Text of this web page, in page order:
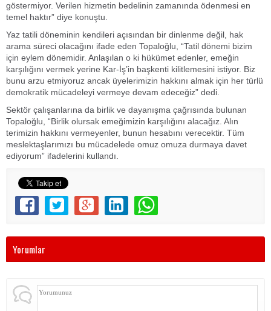
göstermiyor. Verilen hizmetin bedelinin zamanında ödenmesi en
temel haktır” diye konuştu.
Yaz tatili döneminin kendileri açısından bir dinlenme değil, hak
arama süreci olacağını ifade eden Topaloğlu, “Tatil dönemi bizim
için eylem dönemidir. Anlaşılan o ki hükümet edenler, emeğin
karşılığını vermek yerine Kar-İş’in başkenti kilitlemesini istiyor. Biz
bunu arzu etmiyoruz ancak üyelerimizin hakkını almak için her türlü
demokratik mücadeleyi vermeye devam edeceğiz” dedi.
Sektör çalışanlarına da birlik ve dayanışma çağrısında bulunan
Topaloğlu, “Birlik olursak emeğimizin karşılığını alacağız. Alın
terimizin hakkını vermeyenler, bunun hesabını verecektir. Tüm
meslektaşlarımızı bu mücadelede omuz omuza durmaya davet
ediyorum” ifadelerini kullandı.
Yorumlar